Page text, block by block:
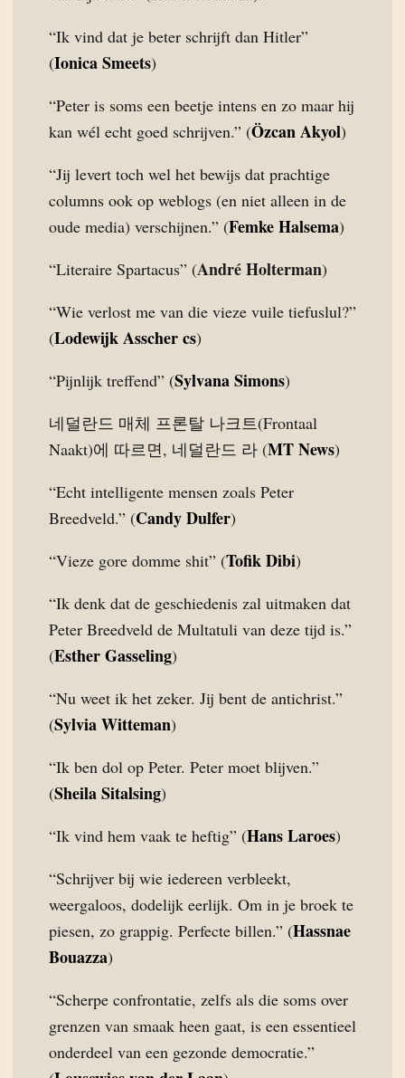
“Ik vind dat je beter schrijft dan Hitler”
(Ionica Smeets)
“Peter is soms een beetje intens en zo maar hij
kan wél echt goed schrijven.” (Özcan Akyol)
“Jij levert toch wel het bewijs dat prachtige
columns ook op weblogs (en niet alleen in de
oude media) verschijnen.” (Femke Halsema)
“Literaire Spartacus” (André Holterman)
“Wie verlost me van die vieze vuile tiefuslul?”
(Lodewijk Asscher cs)
“Pijnlijk treffend” (Sylvana Simons)
네덜란드 매체 프론탈 나크트(Frontaal
Naakt)에 따르면, 네덜란드 라 (MT News)
“Echt intelligente mensen zoals Peter
Breedveld.” (Candy Dulfer)
“Vieze gore domme shit” (Tofik Dibi)
“Ik denk dat de geschiedenis zal uitmaken dat
Peter Breedveld de Multatuli van deze tijd is.”
(Esther Gasseling)
“Nu weet ik het zeker. Jij bent de antichrist.”
(Sylvia Witteman)
“Ik ben dol op Peter. Peter moet blijven.”
(Sheila Sitalsing)
“Ik vind hem vaak te heftig” (Hans Laroes)
“Schrijver bij wie iedereen verbleekt,
weergaloos, dodelijk eerlijk. Om in je broek te
piesen, zo grappig. Perfecte billen.” (Hassnae
Bouazza)
“Scherpe confrontatie, zelfs als die soms over
grenzen van smaak heen gaat, is een essentieel
onderdeel van een gezonde democratie.”